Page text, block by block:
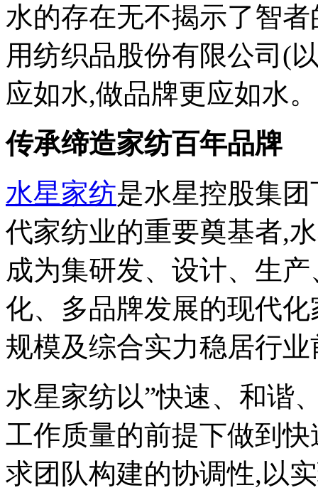
水的存在无不揭示了智
用纺织品股份有限公司(
应如水,做品牌更应如水。
传承缔造家纺百年品牌
水星家纺是水星控股集
代家纺业的重要奠基者,
成为集研发、设计、生
化、多品牌发展的现代
规模及综合实力稳居行
水星家纺以”快速、和谐
工作质量的前提下做到
求团队构建的协调性,以